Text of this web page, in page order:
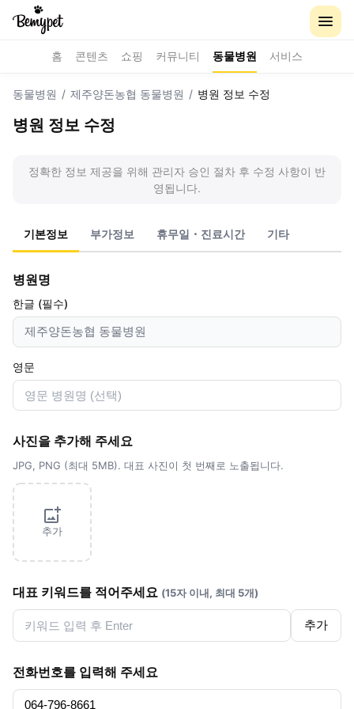
홈 콘텐츠 쇼핑 커뮤니티 동물병원 서비스
동물병원 / 제주양돈농협 동물병원 / 병원 정보 수정
병원 정보 수정
정확한 정보 제공을 위해 관리자 승인 절차 후 수정 사항이 반
영됩니다.
기본정보 부가정보 휴무일・진료시간 기타
병원명
한글 (필수)
영문
사진을 추가해 주세요
JPG, PNG (최대 5MB). 대표 사진이 첫 번째로 노출됩니다.
추가
대표 키워드를 적어주세요 (15자 이내, 최대 5개)
추가
전화번호를 입력해 주세요